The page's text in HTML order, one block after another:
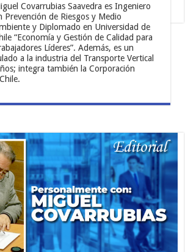
Covarrubias Saavedra es Ingeniero
Prevención de Riesgos y Medio
y Diplomado en Universidad de
“Economía y Gestión de Calidad para
Líderes”. Además, es un
a la industria del Transporte Vertical
integra también la Corporación